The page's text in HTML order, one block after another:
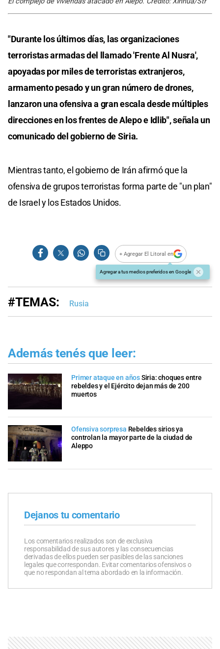
"Durante los últimos días, las organizaciones
terroristas armadas del llamado 'Frente Al Nusra',
apoyadas por miles de terroristas extranjeros,
armamento pesado y un gran número de drones,
lanzaron una ofensiva a gran escala desde múltiples
direcciones en los frentes de Alepo e Idlib", señala un
comunicado del gobierno de Siria.
Mientras tanto, el gobierno de Irán afirmó que la
ofensiva de grupos terroristas forma parte de "un plan"
de Israel y los Estados Unidos.
+ Agregar El Litoral en
Agregar a tus medios preferidos en Google
#TEMAS: Rusia
Además tenés que leer:
Primer ataque en añosSiria: choques entre
rebeldes y el Ejército dejan más de 200
muertos
Ofensiva sorpresa Rebeldes sirios ya
controlan la mayor parte de la ciudad de
Aleppo
Dejanos tu comentario
Los comentarios realizados son de exclusiva
responsabilidad de sus autores y las consecuencias
derivadas de ellos pueden ser pasibles de las sanciones
legales que correspondan. Evitar comentarios ofensivos o
que no respondan al tema abordado en la información.